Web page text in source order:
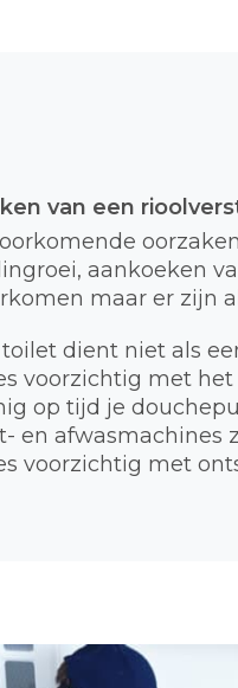
van een
aankoeken
maar er zijn
dient niet als
voorzichtig met
op tijd je
en afwasmachines
voorzichtig met